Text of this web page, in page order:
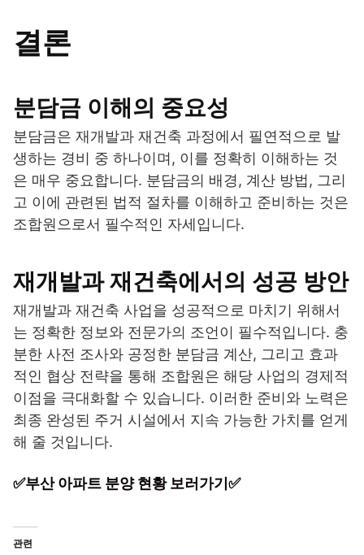
결론
분담금 이해의 중요성
분담금은 재개발과 재건축 과정에서 필연적으로 발
생하는 경비 중 하나이며, 이를 정확히 이해하는 것
은 매우 중요합니다. 분담금의 배경, 계산 방법, 그리
고 이에 관련된 법적 절차를 이해하고 준비하는 것은
조합원으로서 필수적인 자세입니다.
재개발과 재건축에서의 성공 방안
재개발과 재건축 사업을 성공적으로 마치기 위해서
는 정확한 정보와 전문가의 조언이 필수적입니다. 충
분한 사전 조사와 공정한 분담금 계산, 그리고 효과
적인 협상 전략을 통해 조합원은 해당 사업의 경제적
이점을 극대화할 수 있습니다. 이러한 준비와 노력은
최종 완성된 주거 시설에서 지속 가능한 가치를 얻게
해 줄 것입니다.
✅부산 아파트 분양 현황 보러가기✅
관련